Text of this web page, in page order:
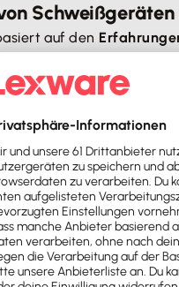
auf den
aufgrund starker
und dokumentiert
sondern eine
eine korrekte
und Lötgeräte einfach